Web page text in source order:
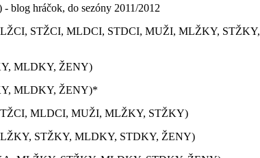
hráčok, do sezóny 2011/2012
STŽCI, MLDCI, STDCI, MUŽI, MLŽKY, STŽKY,
MLDKY, ŽENY)
MLDKY, ŽENY)*
MLDCI, MUŽI, MLŽKY, STŽKY)
STŽKY, MLDKY, STDKY, ŽENY)